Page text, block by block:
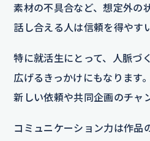
素材の不具合など、想定外の
話し合える人は信頼を得やす
特に就活生にとって、人脈づ
広げるきっかけにもなります
新しい依頼や共同企画のチャ
コミュニケーション力は作品